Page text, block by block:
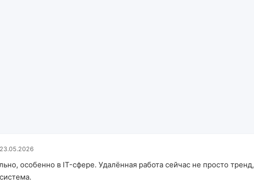
23.05.2026
особенно в IT-сфере. Удалённая работа сейчас не просто тренд,